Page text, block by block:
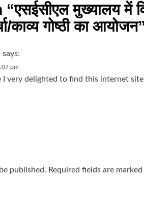
“एसईसीएल मुख्यालय में
काव्य गोष्ठी का आयोजन”
says:
pm
I very delighted to find this internet
published. Required fields are marked